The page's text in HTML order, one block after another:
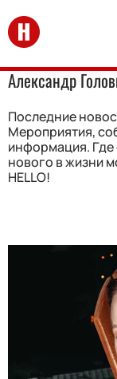
Перейти на
Александр
Последние
Мероприятия,
информация. Где
нового в жизни
HELLO!